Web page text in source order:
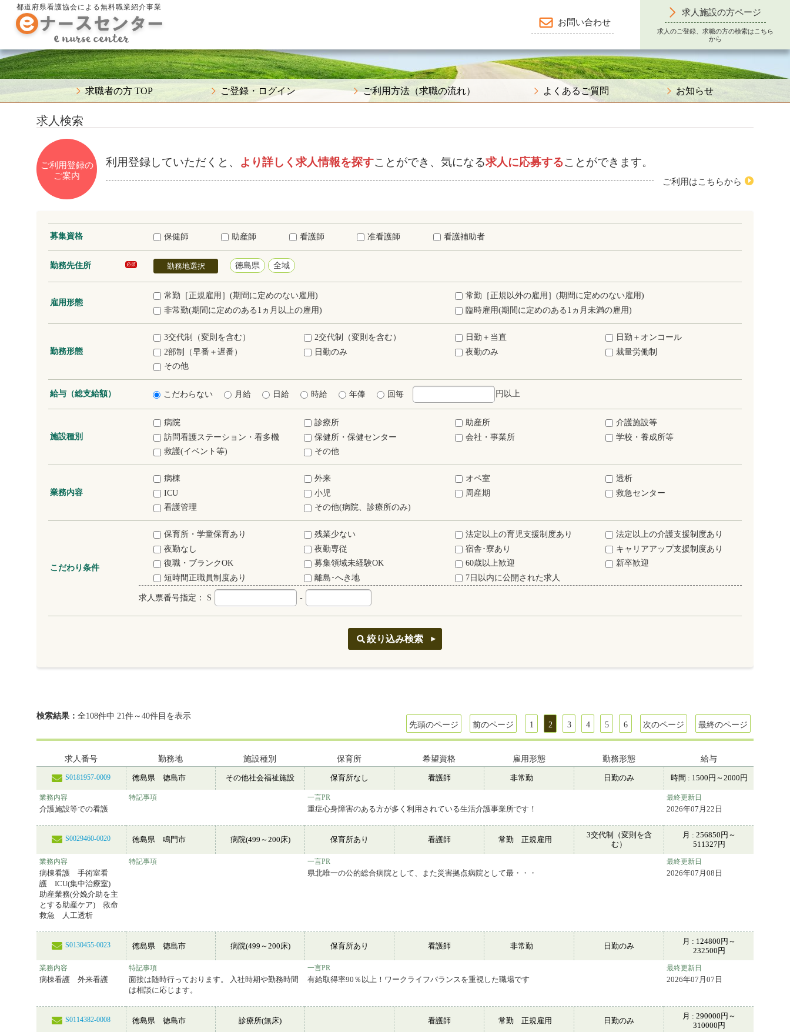
都道府県看護協会による無料職業紹介事業
お問い合わせ
求人施設の方ページ
求人のご登録、求職の方の検索はこちら
から
求職者の方 TOP ご登録・ログイン ご利用方法（求職の流れ） よくあるご質問 お知らせ
求人検索
ご利用登録の
ご案内
利用登録していただくと、 より詳しく求人情報を探すことができ、気になる求人に応募することができます。
ご利用はこちらから
募集資格 保健師 助産師 看護師 准看護師 看護補助者
勤務先住所 必須 勤務地選択 徳島県 全域
雇用形態
常勤［正規雇用］(期間に定めのない雇用)
常勤［正規以外の雇用］(期間に定めのない雇用)
非常勤(期間に定めのある1ヵ月以上の雇用)
臨時雇用(期間に定めのある1ヵ月未満の雇用)
勤務形態
3交代制（変則を含む） 2交代制（変則を含む） 日勤＋当直
日勤＋オンコール
2部制（早番＋遅番）
日勤のみ 夜勤のみ
裁量労働制
その他
給与（総支給額） こだわらない 月給 日給 時給 年俸 回毎 円以上
施設種別
病院 診療所 助産所
介護施設等
訪問看護ステーション・看多機
保健所・保健センター 会社・事業所
学校・養成所等
救護(イベント等)
その他
業務内容
病棟 外来 オペ室
透析
ICU
小児 周産期
救急センター
看護管理
その他(病院、診療所のみ)
こだわり条件
保育所・学童保育あり 残業少ない 法定以上の育児支援制度あり
法定以上の介護支援制度あり
夜勤なし
夜勤専従 宿舎･寮あり
キャリアアップ支援制度あり
復職・ブランクOK
募集領域未経験OK 60歳以上歓迎
新卒歓迎
短時間正職員制度あり
離島･へき地 7日以内に公開された求人
求人票番号指定： S -
検索結果： 全108件中 21件～40件目を表示
先頭のページ
前のページ 1 2 3 4 5 6 次のページ 最終のページ
求人番号 勤務地 施設種別 保育所 希望資格 雇用形態 勤務形態 給与
S0181957-0009 徳島県 徳島市 その他社会福祉施設 保育所なし 看護師 非常勤 日勤のみ 時間 : 1500円～2000円
業務内容
介護施設等での看護
特記事項 一言PR
重症心身障害のある方が多く利用されている生活介護事業所です！
最終更新日
2026年07月22日
S0029460-0020 徳島県 鳴門市 病院(499～200床) 保育所あり 看護師 常勤 正規雇用
3交代制（変則を含
む）
月 : 256850円～
511327円
業務内容
病棟看護 手術室看
護 ICU(集中治療室)
助産業務(分娩介助を主
とする助産ケア) 救命
救急 人工透析
特記事項 一言PR
県北唯一の公的総合病院として、また災害拠点病院として最・・・
最終更新日
2026年07月08日
S0130455-0023 徳島県 徳島市 病院(499～200床) 保育所あり 看護師 非常勤 日勤のみ
月 : 124800円～
232500円
業務内容
病棟看護 外来看護
特記事項
面接は随時行っております。 入社時期や勤務時間
は相談に応じます。
一言PR
有給取得率90％以上！ワークライフバランスを重視した職場です
最終更新日
2026年07月07日
S0114382-0008 徳島県 徳島市 診療所(無床) 看護師 常勤 正規雇用 日勤のみ
月 : 290000円～
310000円